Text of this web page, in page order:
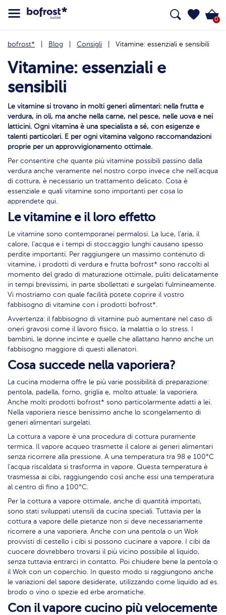
0
bofrost* Blog Consigli Vitamine: essenziali e sensibili
Vitamine: essenziali e
sensibili
Le vitamine si trovano in molti generi alimentari: nella frutta e
verdura, in oli, ma anche nella carne, nel pesce, nelle uova e nei
latticini. Ogni vitamina è una specialista a sé, con esigenze e
talenti particolari. E per ogni vitamina valgono raccomandazioni
proprie per un approvvigionamento ottimale.
Per consentire che quante più vitamine possibili passino dalla
verdura anche veramente nel nostro corpo invece che nell'acqua
di cottura, è necessario un trattamento delicato. Cosa è
essenziale e quali vitamine sono importanti per cosa lo
apprendete qui.
Le vitamine e il loro effetto
Le vitamine sono contemporanei permalosi. La luce, l'aria, il
calore, l'acqua e i tempi di stoccaggio lunghi causano spesso
perdite importanti. Per raggiungere un massimo contenuto di
vitamine, i prodotti di verdura e frutta bofrost* sono raccolti al
momento del grado di maturazione ottimale, puliti delicatamente
in tempi brevissimi, in parte sbollettati e surgelati fulmineamente.
Vi mostriamo con quale facilità potete coprire il vostro
fabbisogno di vitamine con i prodotti bofrost*.
Avvertenza: il fabbisogno di vitamine può aumentare nel caso di
oneri gravosi come il lavoro fisico, la malattia o lo stress. I
bambini, le donne incinte e quelle che allattano hanno anche un
fabbisogno maggiore di questi allenatori.
Cosa succede nella vaporiera?
La cucina moderna offre le più varie possibilità di preparazione:
pentola, padella, forno, griglia e, molto attuale: la vaporiera.
Anche molti prodotti bofrost* sono particolarmente adatti a lei.
Nella vaporiera riesce benissimo anche lo scongelamento di
generi alimentari surgelati.
La cottura a vapore è una procedura di cottura puramente
termica. Il vapore acqueo trasmette il calore ai generi alimentari
senza ricorrere alla pressione. A una temperatura tra 98 e 100°C
l'acqua riscaldata si trasforma in vapore. Questa temperatura è
trasmessa ai cibi, raggiungendo così anche essi una temperatura
al centro di fino a 100°C.
Per la cottura a vapore ottimale, anche di quantità importati,
sono stati sviluppati utensili da cucina speciali. Tuttavia per la
cottura a vapore delle pietanze non si deve necessariamente
ricorrere a una vaporiera. Anche con una pentola o un Wok
provvisti di cestello i cibi si possono cucinare a vapore. I cibi da
cuocere dovrebbero trovarsi il più vicino possibile al liquido,
senza tuttavia entrarci in contatto. Poi chiudere bene la pentola o
il Wok con un coperchio. In questo modo si raggiungono anche
le variazioni del sapore desiderate, utilizzando come liquido ad es.
brodo o vino o spezie ed erbe aromatiche.
Con il vapore cucino più velocemente